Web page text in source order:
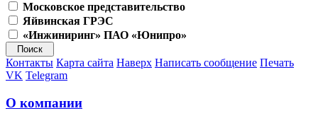
Московское представительство
Яйвинская ГРЭС
«Инжиниринг» ПАО «Юнипро»
Контакты Карта сайта Наверх Написать сообщение Печать
VK Telegram
О компании